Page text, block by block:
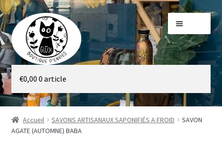
Aller
à
la
navigation
Aller
au
contenu
Galerie
Boutique
€0,00 0 article
Accueil SAVONS ARTISANAUX SAPONIFIÉS A FROID
SAVON
AGATE (AUTOMNE) BABA